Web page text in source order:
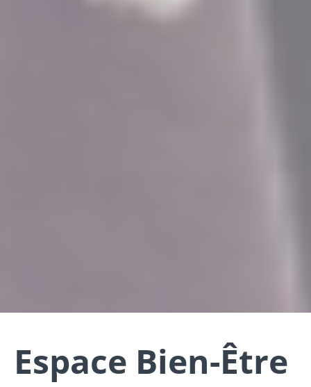
Espace Bien-Être